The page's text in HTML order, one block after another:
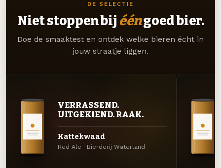
DE SELECTIE
Niet stoppen bij ééngoed bier.
Doe de smaaktest en ontdek welke bieren écht in
jouw straatje liggen.
VERRASSEND.
UITGEKIEND. RAAK.
Kattekwaad
Red Ale · Bierderij Waterland